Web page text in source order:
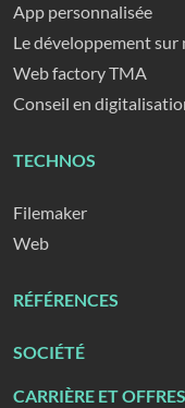
App personnalisée
Le développement sur
Web factory TMA
Conseil en
TECHNOS
Filemaker
Web
RÉFÉRENCES
SOCIÉTÉ
CARRIÈRE ET